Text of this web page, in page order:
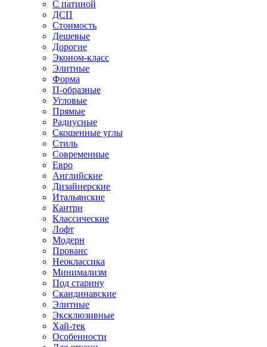
С патиной
ДСП
Стоимость
Дешевые
Дорогие
Эконом-класс
Элитные
Форма
П-образные
Угловые
Прямые
Радиусные
Скошенные углы
Стиль
Современные
Евро
Английские
Дизайнерские
Итальянские
Кантри
Классические
Лофт
Модерн
Прованс
Неоклассика
Минимализм
Под старину
Скандинавские
Элитные
Эксклюзивные
Хай-тек
Особенности